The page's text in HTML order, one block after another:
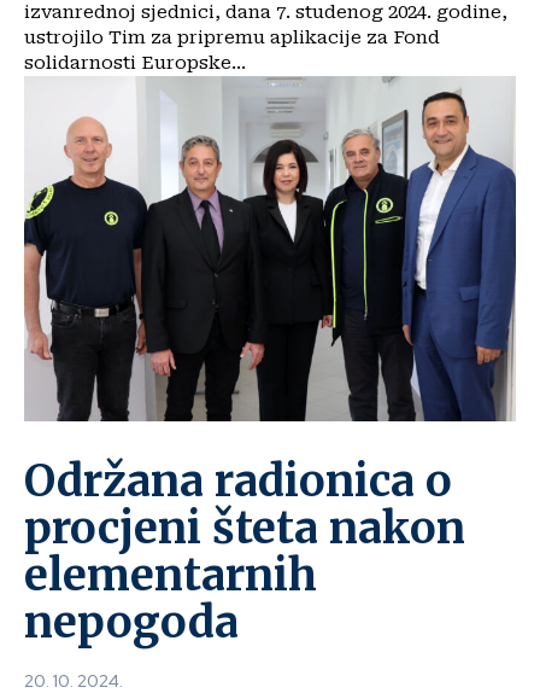
izvanrednoj sjednici, dana 7. studenog 2024. godine,
ustrojilo Tim za pripremu aplikacije za Fond
solidarnosti Europske...
Održana radionica o
procjeni šteta nakon
elementarnih
nepogoda
20. 10. 2024.